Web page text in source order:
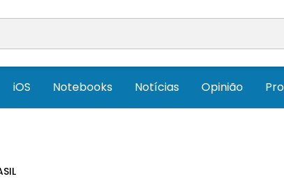
iOS Notebooks Notícias Opinião